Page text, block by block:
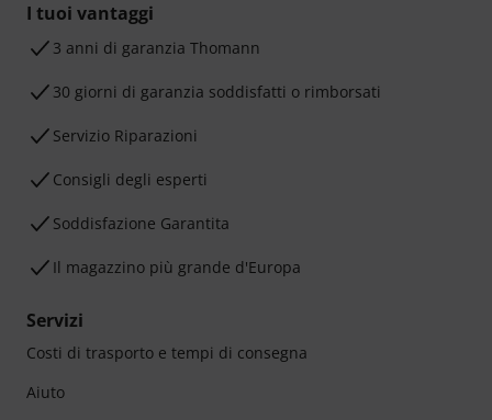
I tuoi vantaggi
3 anni di garanzia Thomann
30 giorni di garanzia soddisfatti o rimborsati
Servizio Riparazioni
Consigli degli esperti
Soddisfazione Garantita
Il magazzino più grande d'Europa
Servizi
Costi di trasporto e tempi di consegna
Aiuto